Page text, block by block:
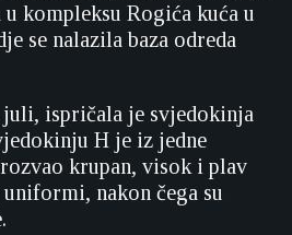
kompleksu Rogića kuća u
se nalazila baza odreda
juli, ispričala je svjedokinja
H je iz jedne
krupan, visok i plav
nakon čega su